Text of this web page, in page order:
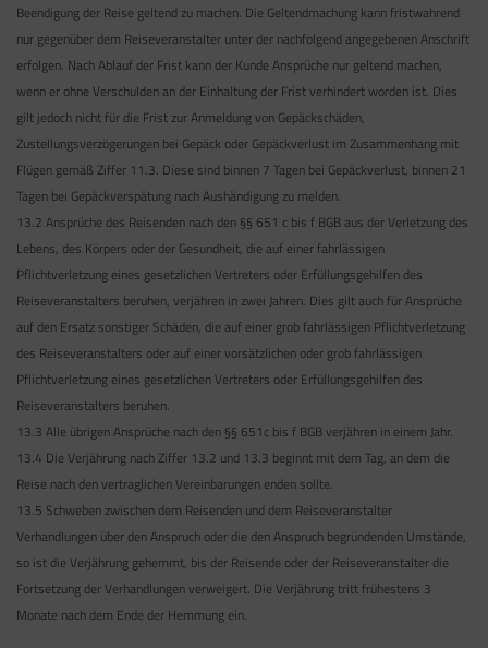
Beendigung der Reise geltend zu machen. Die Geltendmachung kann fristwahrend
nur gegenüber dem Reiseveranstalter unter der nachfolgend angegebenen Anschrift
erfolgen. Nach Ablauf der Frist kann der Kunde Ansprüche nur geltend machen,
wenn er ohne Verschulden an der Einhaltung der Frist verhindert worden ist. Dies
gilt jedoch nicht für die Frist zur Anmeldung von Gepäckschäden,
Zustellungsverzögerungen bei Gepäck oder Gepäckverlust im Zusammenhang mit
Flügen gemäß Ziffer 11.3. Diese sind binnen 7 Tagen bei Gepäckverlust, binnen 21
Tagen bei Gepäckverspätung nach Aushändigung zu melden.
13.2 Ansprüche des Reisenden nach den §§ 651 c bis f BGB aus der Verletzung des
Lebens, des Körpers oder der Gesundheit, die auf einer fahrlässigen
Pflichtverletzung eines gesetzlichen Vertreters oder Erfüllungsgehilfen des
Reiseveranstalters beruhen, verjähren in zwei Jahren. Dies gilt auch für Ansprüche
auf den Ersatz sonstiger Schäden, die auf einer grob fahrlässigen Pflichtverletzung
des Reiseveranstalters oder auf einer vorsätzlichen oder grob fahrlässigen
Pflichtverletzung eines gesetzlichen Vertreters oder Erfüllungsgehilfen des
Reiseveranstalters beruhen.
13.3 Alle übrigen Ansprüche nach den §§ 651c bis f BGB verjähren in einem Jahr.
13.4 Die Verjährung nach Ziffer 13.2 und 13.3 beginnt mit dem Tag, an dem die
Reise nach den vertraglichen Vereinbarungen enden sollte.
13.5 Schweben zwischen dem Reisenden und dem Reiseveranstalter
Verhandlungen über den Anspruch oder die den Anspruch begründenden Umstände,
so ist die Verjährung gehemmt, bis der Reisende oder der Reiseveranstalter die
Fortsetzung der Verhandlungen verweigert. Die Verjährung tritt frühestens 3
Monate nach dem Ende der Hemmung ein.